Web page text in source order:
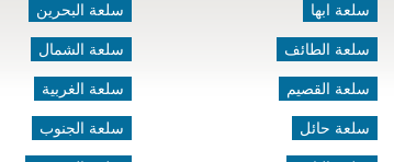
سلعة ابها
سلعة الطائف
سلعة القصيم
سلعة حائل
سلعة البحرين
سلعة الشمال
سلعة الغربية
سلعة الجنوب